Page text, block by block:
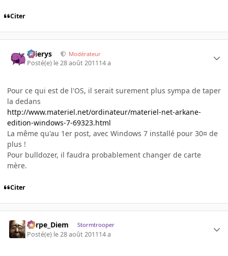
Citer
Ellierys Modérateur
Posté(e) le 28 août 201114 a
Pour ce qui est de l'OS, il serait surement plus sympa de taper
la dedans
http://www.materiel.net/ordinateur/materiel-net-arkane-
edition-windows-7-69323.html
La même qu'au 1er post, avec Windows 7 installé pour 30¤ de
plus !
Pour bulldozer, il faudra probablement changer de carte
mère.
Citer
Carpe_Diem Stormtrooper
Posté(e) le 28 août 201114 a